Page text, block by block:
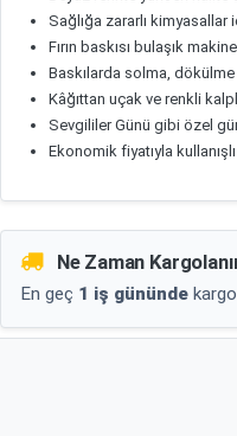
Sağlığa zararlı kimyasallar
Fırın baskısı bulaşık
Baskılarda solma,
Kâğıttan uçak ve renkli
Sevgililer Günü gibi özel
Ekonomik fiyatıyla
Ne Zaman
En geç 1 iş gününde